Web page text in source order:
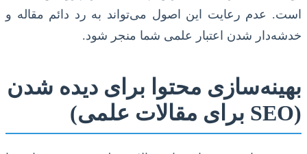
است. عدم رعایت این اصول می‌تواند به رد دائم مقاله و
خدشه‌دار شدن اعتبار علمی شما منجر شود.
بهینه‌سازی محتوا برای دیده شدن
(SEO برای مقالات علمی)